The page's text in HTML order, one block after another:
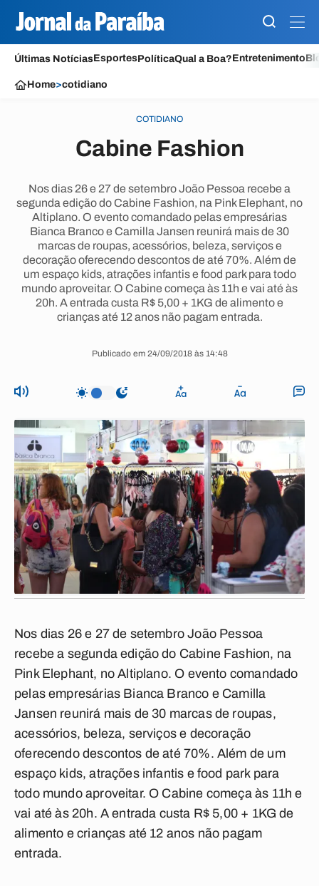
Últimas NotíciasEsportesPolíticaQual a Boa?Entretenimento
Home>cotidiano
COTIDIANO
Cabine Fashion
Nos dias 26 e 27 de setembro João Pessoa recebe a
segunda edição do Cabine Fashion, na Pink Elephant, no
Altiplano. O evento comandado pelas empresárias
Bianca Branco e Camilla Jansen reunirá mais de 30
marcas de roupas, acessórios, beleza, serviços e
decoração oferecendo descontos de até 70%. Além de
um espaço kids, atrações infantis e food park para todo
mundo aproveitar. O Cabine começa às 11h e vai até às
20h. A entrada custa R$ 5,00 + 1KG de alimento e
crianças até 12 anos não pagam entrada.
Publicado em 24/09/2018 às 14:48
Nos dias 26 e 27 de setembro João Pessoa
recebe a segunda edição do Cabine Fashion, na
Pink Elephant, no Altiplano. O evento comandado
pelas empresárias Bianca Branco e Camilla
Jansen reunirá mais de 30 marcas de roupas,
acessórios, beleza, serviços e decoração
oferecendo descontos de até 70%. Além de um
espaço kids, atrações infantis e food park para
todo mundo aproveitar. O Cabine começa às 11h e
vai até às 20h. A entrada custa R$ 5,00 + 1KG de
alimento e crianças até 12 anos não pagam
entrada.